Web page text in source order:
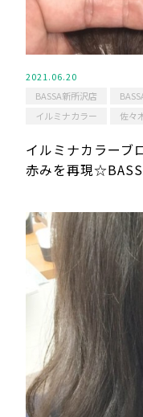
2021.06.20
BASSA新所沢店
イルミナカラー
佐々
イルミナカラー
赤みを再現